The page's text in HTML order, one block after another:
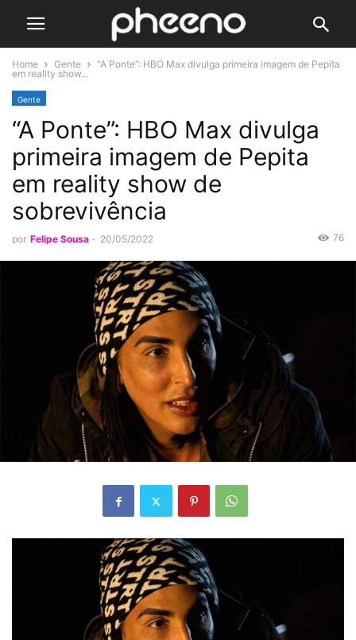
Home Gente
“A Ponte”: HBO Max divulga primeira imagem de Pepita
em reality show...
Gente
“A Ponte”: HBO Max divulga
primeira imagem de Pepita
em reality show de
sobrevivência
por Felipe Sousa - 20/05/2022 76